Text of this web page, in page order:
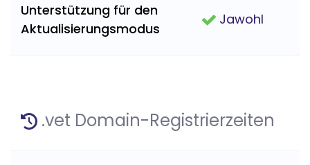
Unterstützung für den
Aktualisierungsmodus
Jawohl
.vet Domain-Registrierzeiten